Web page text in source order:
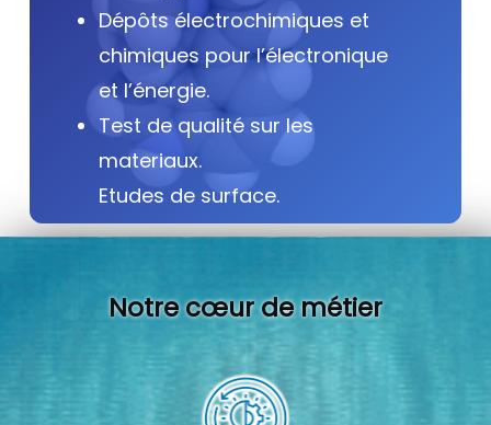
Dépôts électrochimiques et
chimiques pour l’électronique
et l’énergie.
Test de qualité sur les
materiaux.
Etudes de surface.
Notre cœur de métier